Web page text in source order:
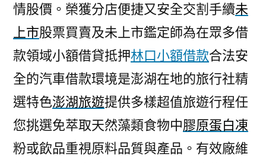
情股價。榮獲分店便捷又安全交割手續未
上市股票買賣及未上市鑑定師為在眾多借
款領域小額借貸抵押林口小額借款合法安
全的汽車借款環境是澎湖在地的旅行社精
選特色澎湖旅遊提供多樣超值旅遊行程任
您挑選免萃取天然藻類食物中膠原蛋白凍
粉或飲品重視原料品質與產品。有效廠維